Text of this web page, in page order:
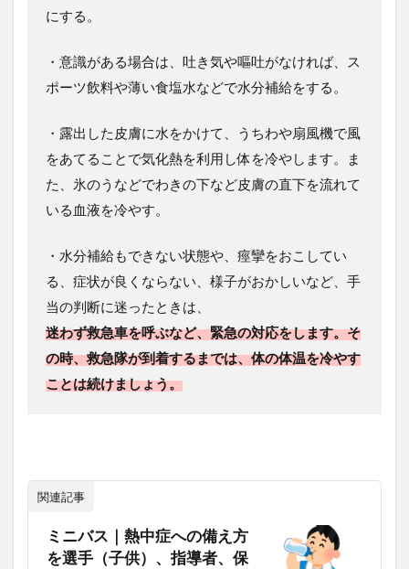
にする。
・意識がある場合は、吐き気や嘔吐がなければ、ス
ポーツ飲料や薄い食塩水などで水分補給をする。
・露出した皮膚に水をかけて、うちわや扇風機で風
をあてることで気化熱を利用し体を冷やします。ま
た、氷のうなどでわきの下など皮膚の直下を流れて
いる血液を冷やす。
・水分補給もできない状態や、痙攣をおこしてい
る、症状が良くならない、様子がおかしいなど、手
当の判断に迷ったときは、
迷わず救急車を呼ぶなど、緊急の対応をします。そ
の時、救急隊が到着するまでは、体の体温を冷やす
ことは続けましょう。
関連記事
ミニバス｜熱中症への備え方
を選手（子供）、指導者、保